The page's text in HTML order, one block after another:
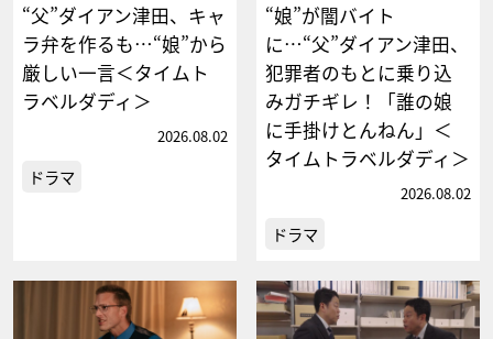
“父”ダイアン津田、キャ
ラ弁を作るも…“娘”から
厳しい一言＜タイムト
ラベルダディ＞
2026.08.02
ドラマ
“娘”が闇バイト
に…“父”ダイアン津田、
犯罪者のもとに乗り込
みガチギレ！「誰の娘
に手掛けとんねん」＜
タイムトラベルダディ＞
2026.08.02
ドラマ